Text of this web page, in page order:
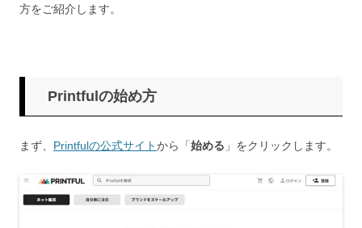
方をご紹介します。
Printfulの始め方
まず、 Printfulの公式サイトから「始める 」をクリックします。